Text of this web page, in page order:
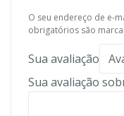
O seu endereço de e-
obrigatórios são
Sua avaliação
Sua avaliação